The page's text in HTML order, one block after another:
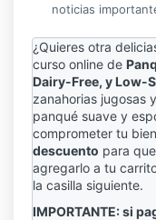
noticias
¿Quieres otra
curso online de
Dairy-Free, y Low-
zanahorias jugosas
panqué suave y
comprometer tu
descuento para
agregarlo a tu
la casilla siguiente.
IMPORTANTE: si